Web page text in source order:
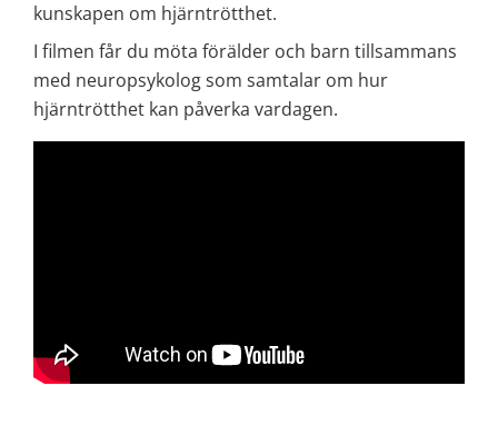
kunskapen om hjärntrötthet.
I filmen får du möta förälder och barn tillsammans
med neuropsykolog som samtalar om hur
hjärntrötthet kan påverka vardagen.